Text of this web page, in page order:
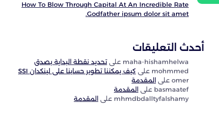
How To Blow Through Capital At An Incredible Rate
Godfather ipsum dolor sit amet.
أحدث التعليقات
maha-hishamhelwa على تحديد نقطة البداية بصدق
mohmmed على كيف يمكننا تطوير حسابنا على لينكدان SSI
omer على المقدمة
basmaatef على المقدمة
mhmdbdalltyfalshamy على المقدمة